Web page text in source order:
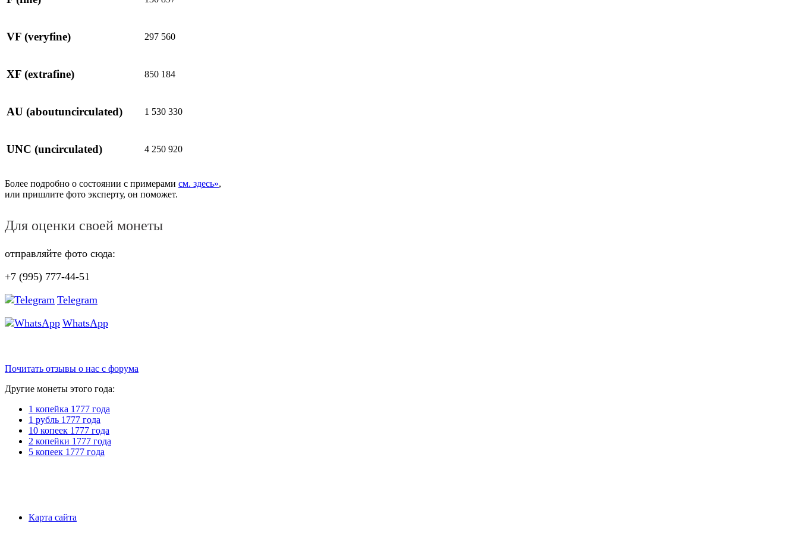
VF (veryfine) 297 560
XF (extrafine) 850 184
AU (aboutuncirculated) 1 530 330
UNC (uncirculated) 4 250 920
Более подробно о состоянии с примерами см. здесь»,
или пришлите фото эксперту, он поможет.
Для оценки своей монеты
отправляйте фото сюда:
+7 (995) 777-44-51
Telegram
WhatsApp
Почитать отзывы о нас с форума
Другие монеты этого года:
1 копейка 1777 года
1 рубль 1777 года
10 копеек 1777 года
2 копейки 1777 года
5 копеек 1777 года
Карта сайта